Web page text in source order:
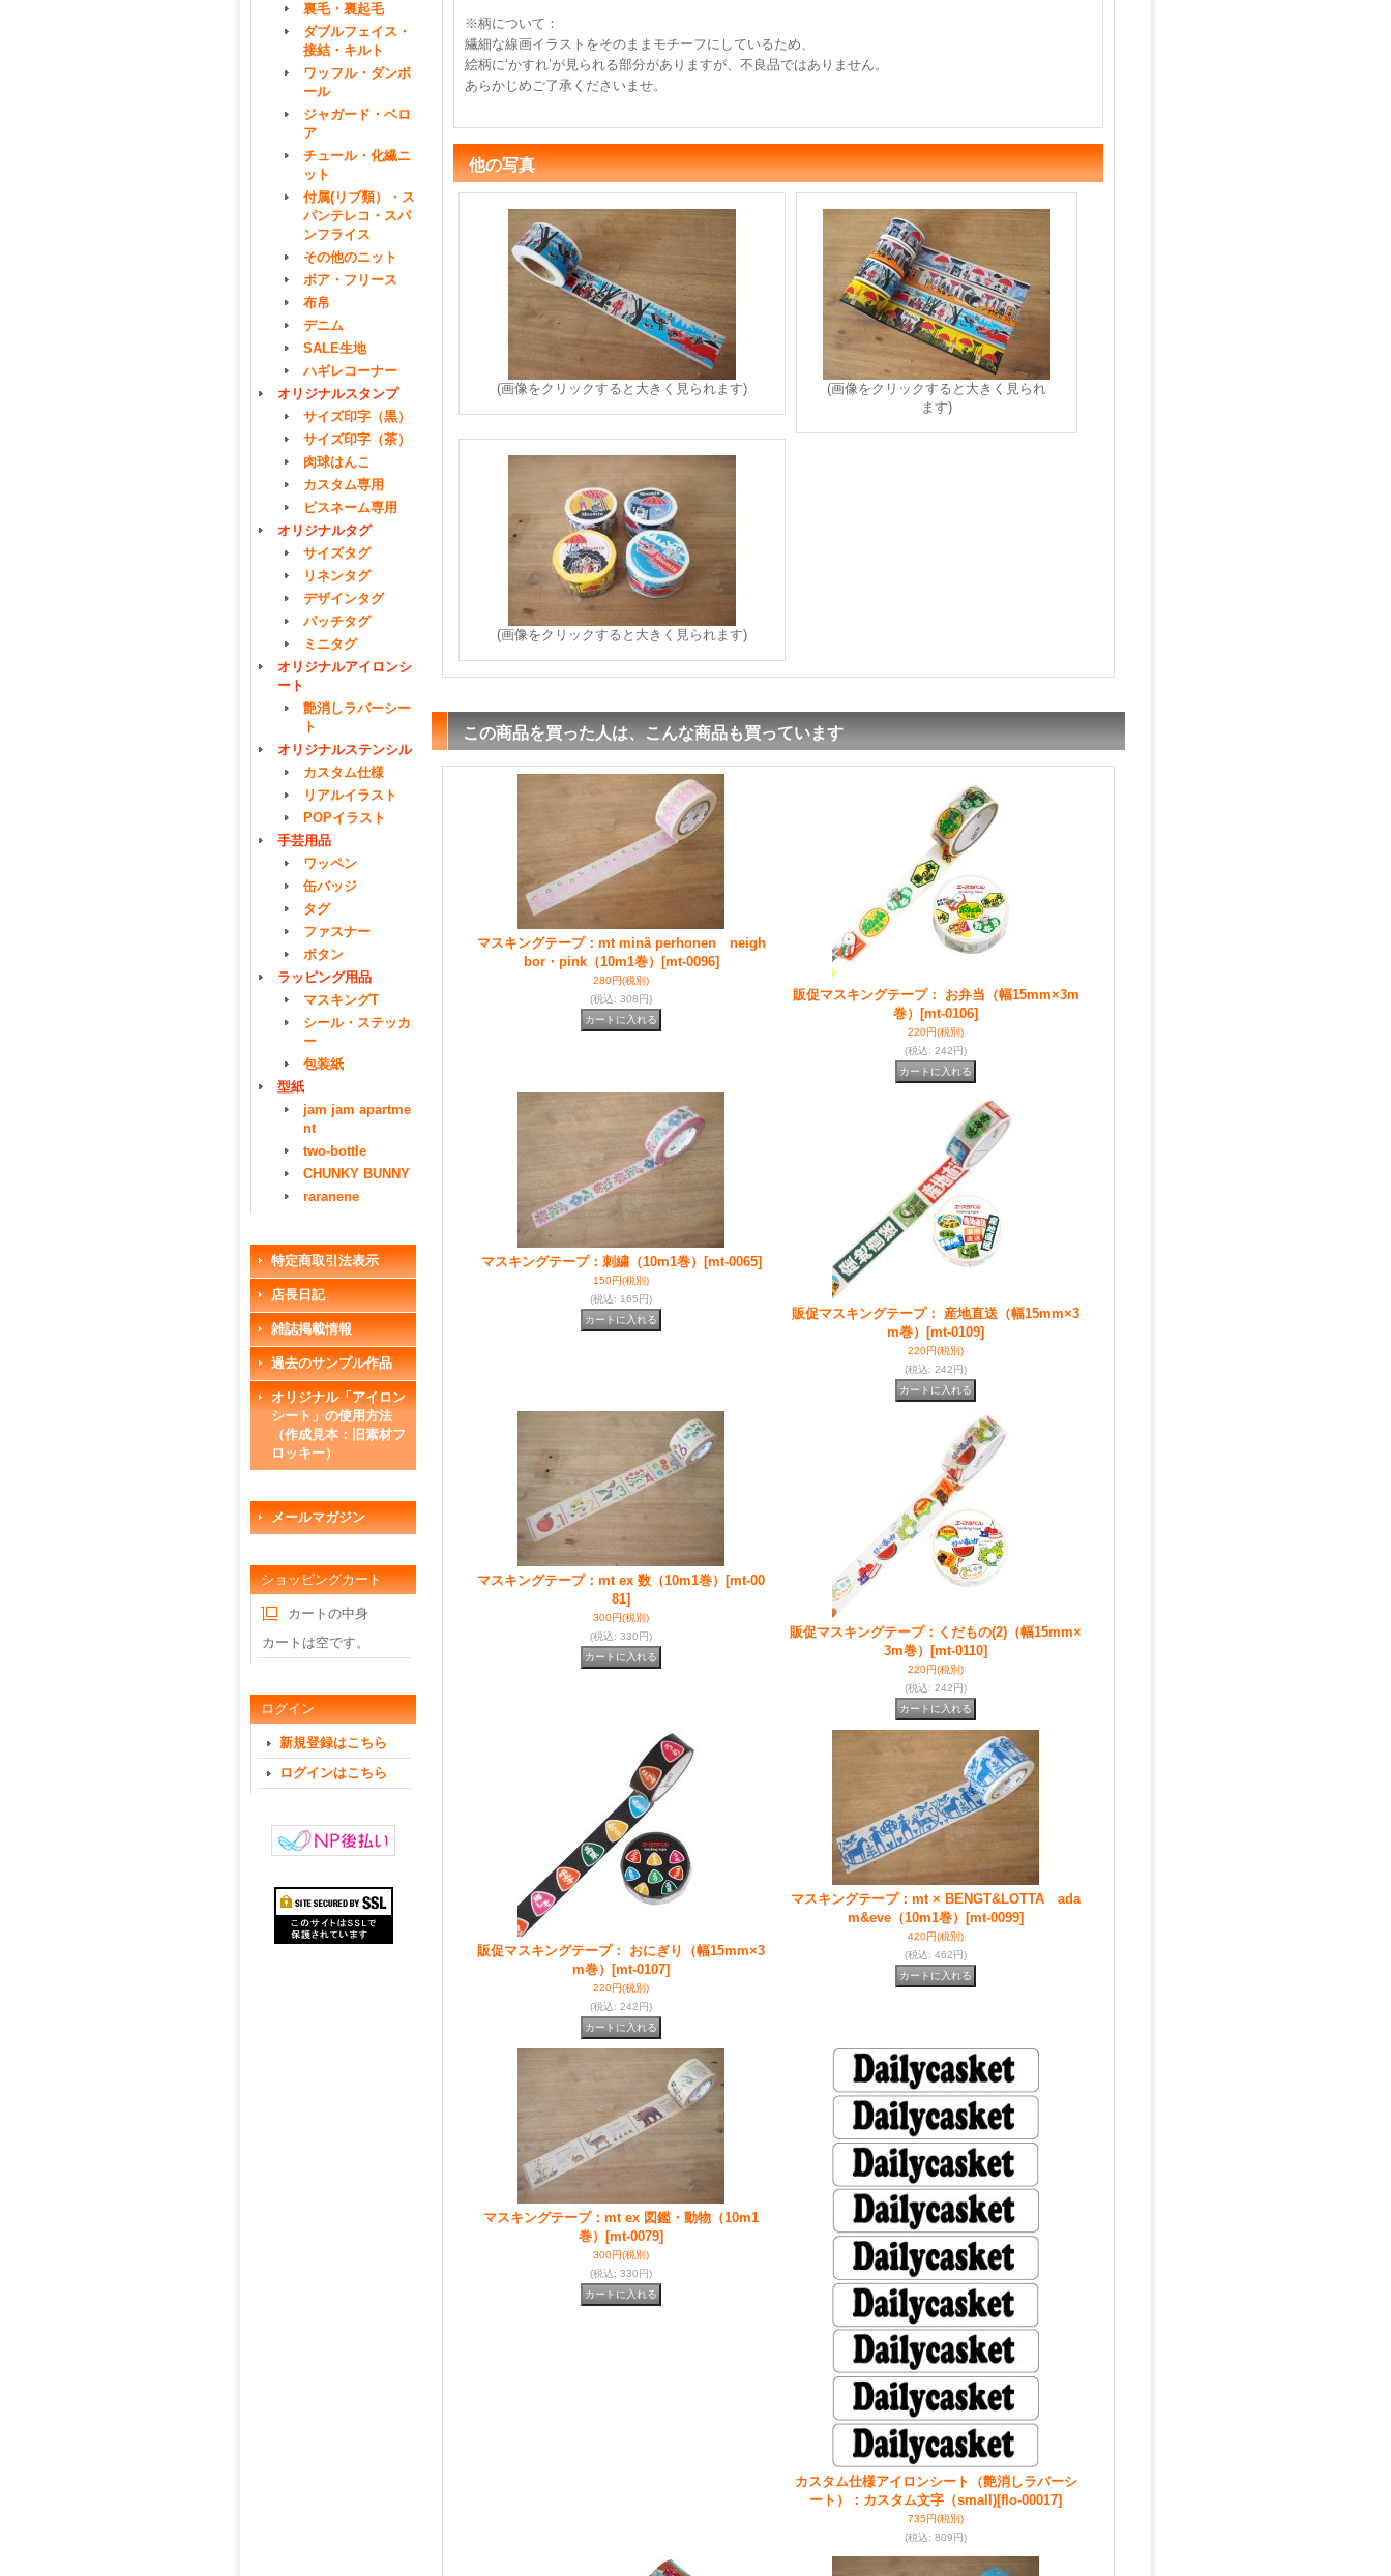
裏毛・裏起毛
ダブルフェイス・
接結・キルト
ワッフル・ダンボ
ール
ジャガード・ベロ
ア
チュール・化繊ニ
ット
付属(リブ類）・ス
パンテレコ・スパ
ンフライス
その他のニット
ボア・フリース
布帛
デニム
SALE生地
ハギレコーナー
オリジナルスタンプ
サイズ印字（黒）
サイズ印字（茶）
肉球はんこ
カスタム専用
ピスネーム専用
オリジナルタグ
サイズタグ
リネンタグ
デザインタグ
パッチタグ
ミニタグ
オリジナルアイロンシ
ート
艶消しラバーシー
ト
オリジナルステンシル
カスタム仕様
リアルイラスト
POPイラスト
手芸用品
ワッペン
缶バッジ
タグ
ファスナー
ボタン
ラッピング用品
マスキングT
シール・ステッカ
ー
包装紙
型紙
jam jam apartme
nt
two-bottle
CHUNKY BUNNY
raranene
特定商取引法表示
店長日記
雑誌掲載情報
過去のサンプル作品
オリジナル「アイロン
シート」の使用方法
（作成見本：旧素材フ
ロッキー）
メールマガジン
ショッピングカート
カートの中身
カートは空です。
ログイン
新規登録はこちら
ログインはこちら
※柄について：
繊細な線画イラストをそのままモチーフにしているため、
絵柄に‘かすれ’が見られる部分がありますが、不良品ではありません。
あらかじめご了承くださいませ。
他の写真
(画像をクリックすると大きく見られます)
(画像をクリックすると大きく見られ
ます)
(画像をクリックすると大きく見られます)
この商品を買った人は、こんな商品も買っています
マスキングテープ：mt minä perhonen neigh
bor・pink（10m1巻）
[mt-0096]
280円(税別)
(税込: 308円)
販促マスキングテープ： お弁当（幅15mm×3m
巻）
[mt-0106]
220円(税別)
(税込: 242円)
マスキングテープ：刺繍（10m1巻） [mt-0065]
150円(税別)
(税込: 165円)
販促マスキングテープ： 産地直送（幅15mm×3
m巻）
[mt-0109]
220円(税別)
(税込: 242円)
マスキングテープ：mt ex 数（10m1巻）
[mt-00
81]
300円(税別)
(税込: 330円)
販促マスキングテープ：くだもの(2)（幅15mm×
3m巻）
[mt-0110]
220円(税別)
(税込: 242円)
販促マスキングテープ： おにぎり（幅15mm×3
m巻）
[mt-0107]
220円(税別)
(税込: 242円)
マスキングテープ：mt × BENGT&LOTTA ada
m&eve（10m1巻）
[mt-0099]
420円(税別)
(税込: 462円)
マスキングテープ：mt ex 図鑑・動物（10m1
巻）
[mt-0079]
300円(税別)
(税込: 330円)
カスタム仕様アイロンシート（艶消しラバーシ
ート）：カスタム文字（small)[flo-00017]
735円(税別)
(税込: 809円)